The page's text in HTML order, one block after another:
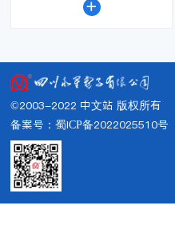

©2003-2022 中文站 版权所有
备案号：蜀ICP备2022025510号